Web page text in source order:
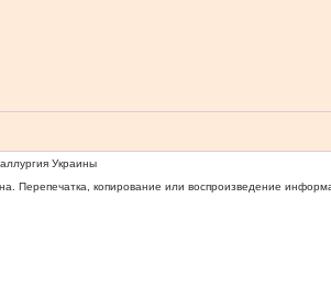
Украины
Перепечатка, копирование или воспроизведение